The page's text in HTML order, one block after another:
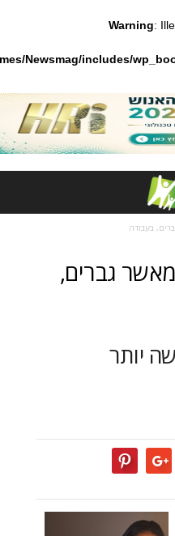
content/themes/Newsmag/
חדשות